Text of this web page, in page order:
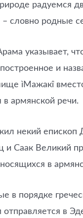
радуемся
словно родные
указывает,
и
ìМажакî
армянской речи.
некий епископ
Саак Великий
в
в порядке
в